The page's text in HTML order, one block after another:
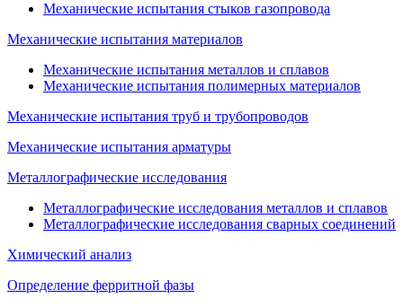
Механические испытания стыков газопровода
Механические испытания материалов
Механические испытания металлов и сплавов
Механические испытания полимерных материалов
Механические испытания труб и трубопроводов
Механические испытания арматуры
Металлографические исследования
Металлографические исследования металлов и сплавов
Металлографические исследования сварных соединений
Химический анализ
Определение ферритной фазы